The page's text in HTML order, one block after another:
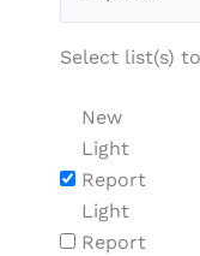
Select list(s)
New
Light
Report
Light
Report